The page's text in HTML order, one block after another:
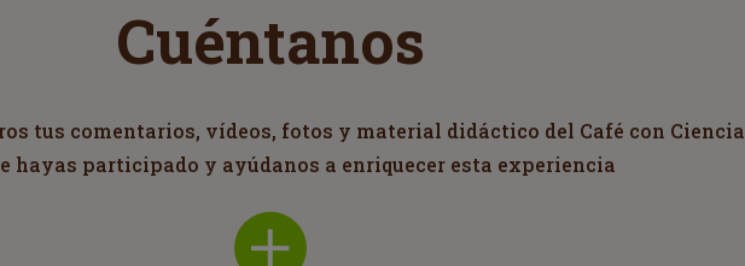
Cuéntanos
tus comentarios, vídeos, fotos y material didáctico del Café con Ciencia
hayas participado y ayúdanos a enriquecer esta experiencia